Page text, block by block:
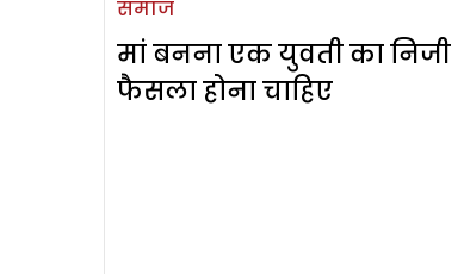
समाज
मां बनना एक युवती का निजी
फैसला होना चाहिए